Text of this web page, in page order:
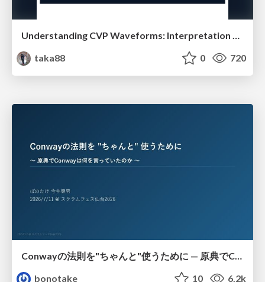
Understanding CVP Waveforms: Interpretation and Clinical Implications in Anesthesiology
taka88
0 720
bonotake
10 6.2k